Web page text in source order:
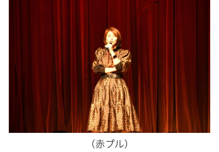
(赤プル)